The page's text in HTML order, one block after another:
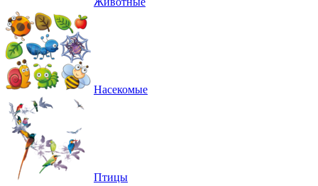
Насекомые
Птицы